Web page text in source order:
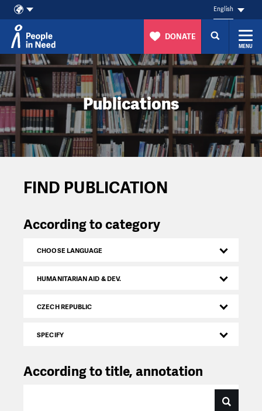
Skip to content
English
DONATE
MENU
Publications
FIND PUBLICATION
According to category
CHOOSE LANGUAGE
HUMANITARIAN AID & DEV.
CZECH REPUBLIC
SPECIFY
According to title, annotation